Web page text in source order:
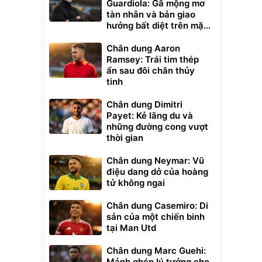
cầm
áp
cao cấp, tráng
nhôm 03 lớp
392.000 đ
325.000đ
lực G-Force C14
gấp gọn bỏ cốp
tiện lợi
9.900.000đ
7.092.000
G-FORCE VIETNA
Guardiola: Gã mộng mơ
tàn nhẫn và bản giao
hưởng bất diệt trên mặt
Chân dung Aaron
Ramsey: Trái tim thép
ẩn sau đôi chân thủy
tinh
Chân dung Dimitri
Payet: Kẻ lãng du và
những đường cong vượt
thời gian
Chân dung Neymar: Vũ
điệu dang dở của hoàng
tử không ngai
Chân dung Casemiro: Di
sản của một chiến binh
tại Man Utd
Chân dung Marc Guehi: